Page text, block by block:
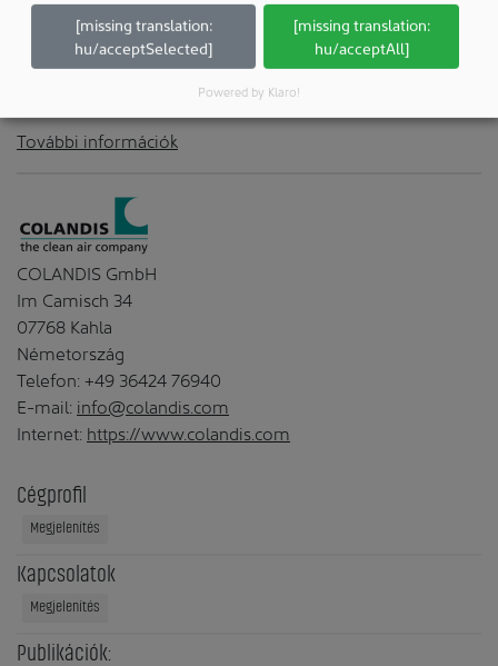
https://www.COLANDIS.com címen találhatók.
További információk
COLANDIS GmbH
Im Camisch 34
07768 Kahla
Németország
Telefon: +49 36424 76940
E-mail: info@colandis.com
Internet: https://www.colandis.com
Cégprofil
Megjelenítés
Kapcsolatok
Megjelenítés
Publikációk:
[missing translation:
hu/acceptSelected]
[missing translation:
hu/acceptAll]
Powered by Klaro!